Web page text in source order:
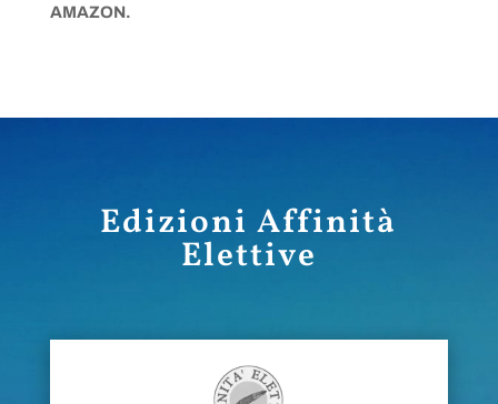
AMAZON.
Edizioni Affinità
Elettive